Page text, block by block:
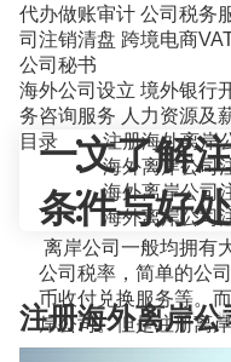
代办做账审计 公司税务
司注销清盘 跨境电商
公司秘书
海外公司设立 境外银行
务咨询服务 人力资源及
一文了解
条件与好
离岸公司一般均拥有
公司税率，简单的公
币收付兑换服务等。
岸公司。但是注册离
目录
注册海外离岸
海外离岸公司
海外离岸公司
海外离岸公司
注册海外离岸